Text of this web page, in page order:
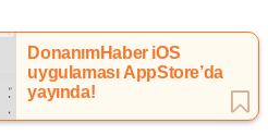
DonanımHaber iOS
uygulaması AppStore’da
yayında!